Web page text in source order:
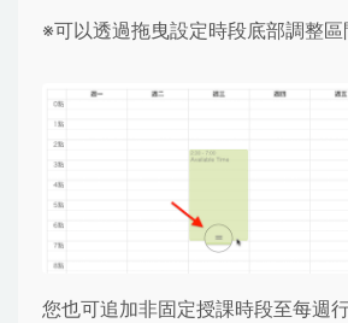
※可以透過拖曳設定時段底部調整區
您也可追加非固定授課時段至每週